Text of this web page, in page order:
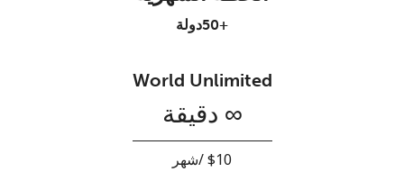
أهلًا!
+50دولة
World Unlimited
∞ دقيقة